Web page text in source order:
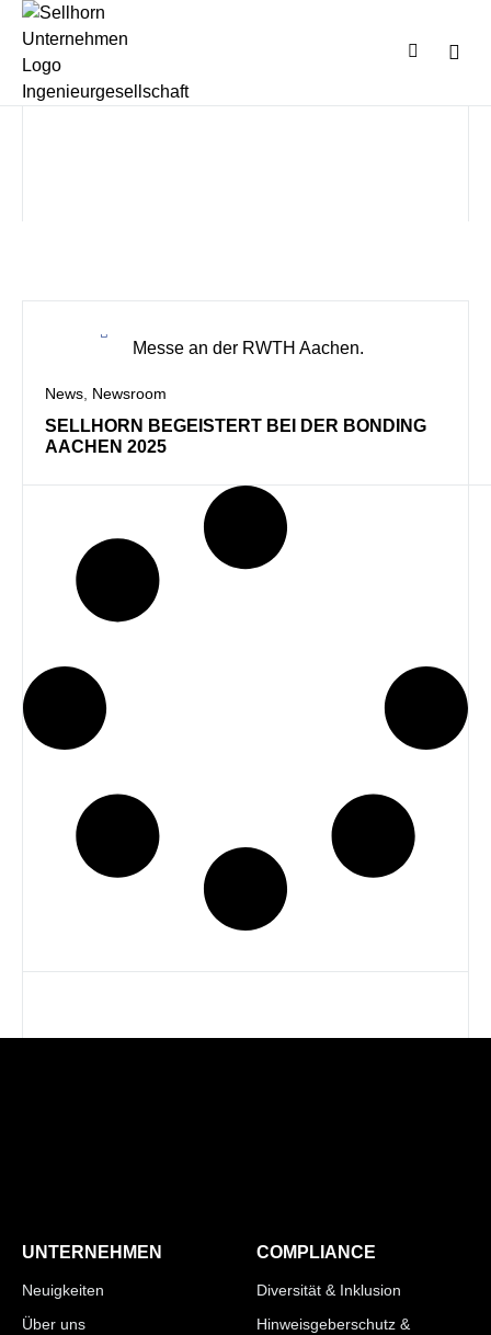
News Newsroom
SELLHORN BEGEISTERT BEI DER BONDING
AACHEN 2025
UNTERNEHMEN
Neuigkeiten
Über uns
COMPLIANCE
Diversität & Inklusion
Hinweisgeberschutz &